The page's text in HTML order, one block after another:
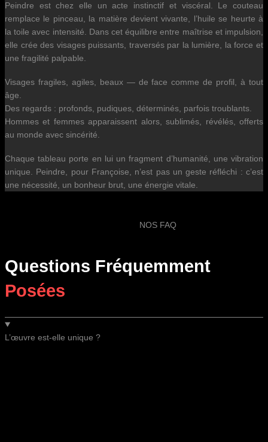
Peindre est chez elle un acte instinctif et viscéral. Le couteau
remplace le pinceau, la matière devient vivante, l’huile se heurte à
la toile avec intensité. Dans cet équilibre entre maîtrise et impulsion,
elle crée des visages puissants, traversés par la lumière, la force et
une fragilité palpable.
Visages fragiles, agiles, beaux — de face comme de profil, à tout
âge.
Des regards : profonds, pudiques, déterminés, parfois troublants.
Hommes et femmes apparaissent alors, sublimés, révélés, offerts
au monde avec sincérité.
Chaque tableau porte en lui un fragment d’humanité, une vibration
unique. Peindre, pour Françoise, n’est pas un geste réfléchi : c’est
une nécessité, un bonheur brut, une énergie vitale.
NOS FAQ
Questions Fréquemment
Posées
L’œuvre est-elle unique ?